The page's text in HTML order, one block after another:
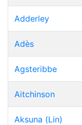
Adderley
Adès
Agsteribbe
Aitchinson
Aksuna (Lin)